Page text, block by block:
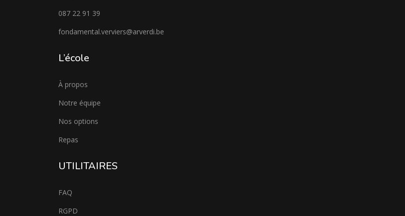
087 22 91 39
fondamental.verviers@arverdi.be
L’école
À propos
Notre équipe
Nos options
Repas
UTILITAIRES
FAQ
RGPD